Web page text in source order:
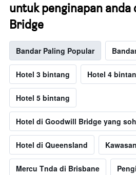
untuk penginapan anda
Bridge
Bandar Paling Popular
Hotel 3 bintang Hotel 4
Hotel 5 bintang
Hotel di Goodwill Bridge yang
Hotel di Queensland
Mercu Tnda di Brisbane